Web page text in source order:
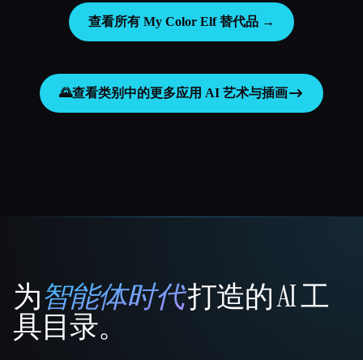
查看所有 My Color Elf 替代品 →
🌄查看类别中的更多应用 AI 艺术与插画
That AI Collection
为智能体时代打造的 AI 工
具目录。